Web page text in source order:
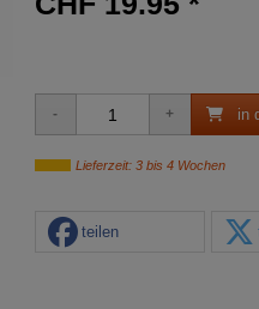
in
Lieferzeit: 3 bis 4 Wochen
teilen